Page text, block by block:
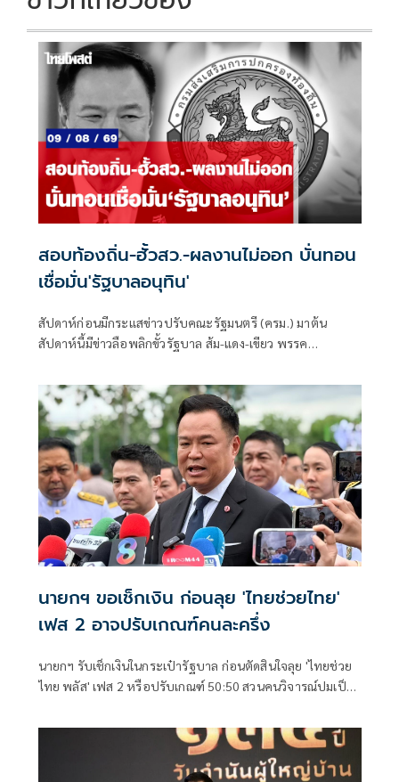
สอบท้องถิ่น-ฮั้วสว.-ผลงานไม่ออก บั่นทอน
เชื่อมั่น'รัฐบาลอนุทิน'
สัปดาห์ก่อนมีกระแสข่าวปรับคณะรัฐมนตรี (ครม.) มาต้น
สัปดาห์นี้มีข่าวลือพลิกขั้วรัฐบาล ส้ม-แดง-เขียว พรรค
นายกฯ ขอเช็กเงิน ก่อนลุย 'ไทยช่วยไทย'
เฟส 2 อาจปรับเกณฑ์คนละครึ่ง
นายกฯ รับเช็กเงินในกระเป๋ารัฐบาล ก่อนตัดสินใจลุย 'ไทยช่วย
ไทย พลัส' เฟส 2 หรือปรับเกณฑ์ 50:50 สวนคนวิจารณ์ปมเป็น
แข็งแรง